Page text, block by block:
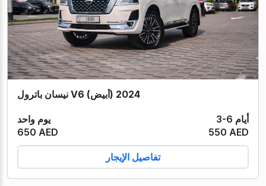
نيسان باترول V6 (أبيض) 2024
يوم واحد
3-6 أيام
650 AED
550 AED
تفاصيل الإيجار